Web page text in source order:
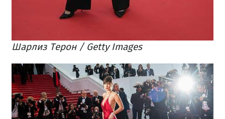
Шарлиз Терон / Getty Images